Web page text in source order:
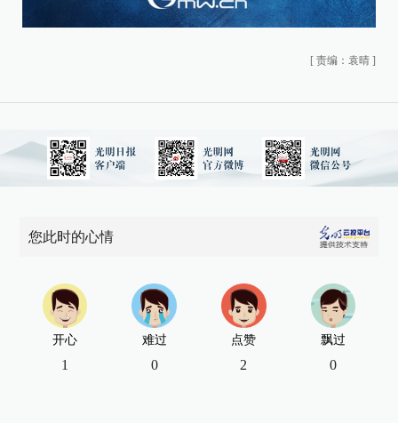
[ 责编：袁晴 ]
您此时的心情
开心
1
难过
0
点赞
2
飘过
0